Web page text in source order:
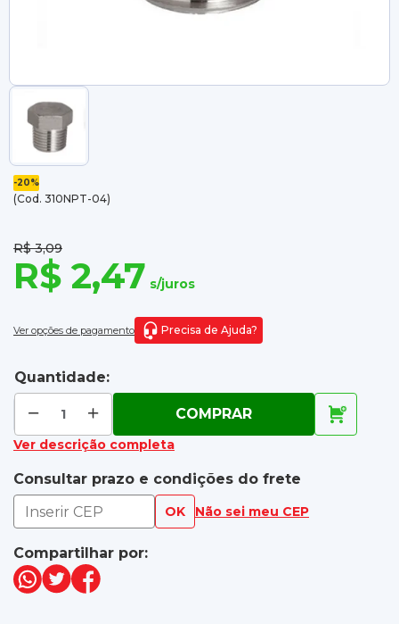
-20%
(Cod. 310NPT-04)
R$ 3,09
R$ 2,47 s/juros
Ver opções de pagamento Precisa de Ajuda?
Quantidade:
COMPRAR
Ver descrição completa
Consultar prazo e condições do frete
OK Não sei meu CEP
Compartilhar por: